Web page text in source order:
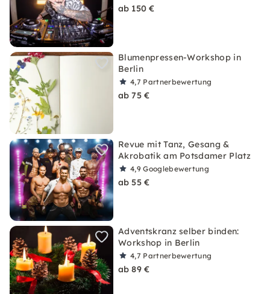
ab 150 €
Blumenpressen-Workshop in
Berlin
4,7 Partnerbewertung
ab 75 €
Revue mit Tanz, Gesang &
Akrobatik am Potsdamer Platz
4,9Googlebewertung
ab 55 €
Adventskranz selber binden:
Workshop in Berlin
4,7 Partnerbewertung
ab 89 €